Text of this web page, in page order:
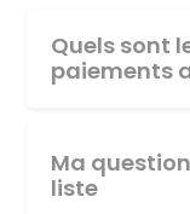
Quels sont
paiements
Ma
liste